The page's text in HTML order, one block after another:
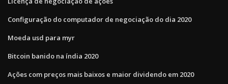
Configuração do computador de negociação do dia 2020
Moeda usd para myr
Bitcoin banido na índia 2020
Ações com preços mais baixos e maior dividendo em 2020